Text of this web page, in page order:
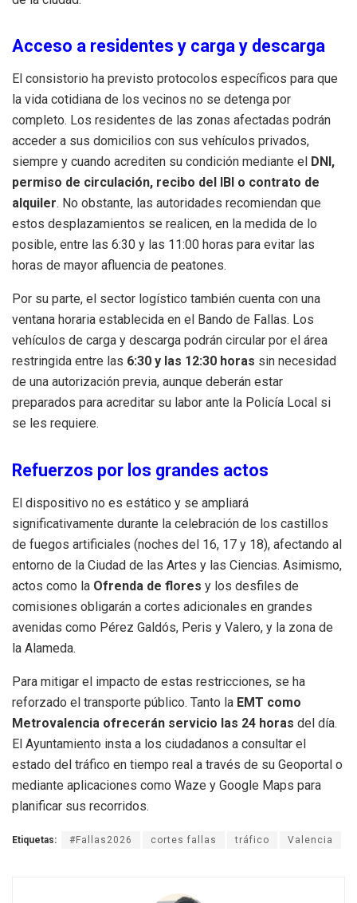
Acceso a residentes y carga y descarga
El consistorio ha previsto protocolos específicos para que
la vida cotidiana de los vecinos no se detenga por
completo. Los residentes de las zonas afectadas podrán
acceder a sus domicilios con sus vehículos privados,
siempre y cuando acrediten su condición mediante el
DNI,
permiso de circulación, recibo del IBI o contrato de
alquiler. No obstante, las autoridades recomiendan que
estos desplazamientos se realicen, en la medida de lo
posible, entre las 6:30 y las 11:00 horas para evitar las
horas de mayor afluencia de peatones.
Por su parte, el sector logístico también cuenta con una
ventana horaria establecida en el Bando de Fallas. Los
vehículos de carga y descarga podrán circular por el área
restringida entre las 6:30 y las 12:30 horas sin necesidad
de una autorización previa, aunque deberán estar
preparados para acreditar su labor ante la Policía Local si
se les requiere.
Refuerzos por los grandes actos
El dispositivo no es estático y se ampliará
significativamente durante la celebración de los castillos
de fuegos artificiales (noches del 16, 17 y 18), afectando al
entorno de la Ciudad de las Artes y las Ciencias. Asimismo,
actos como la Ofrenda de flores y los desfiles de
comisiones obligarán a cortes adicionales en grandes
avenidas como Pérez Galdós, Peris y Valero, y la zona de
la Alameda.
Para mitigar el impacto de estas restricciones, se ha
reforzado el transporte público. Tanto la EMT como
Metrovalencia ofrecerán servicio las 24 horas del día.
El Ayuntamiento insta a los ciudadanos a consultar el
estado del tráfico en tiempo real a través de su Geoportal o
mediante aplicaciones como Waze y Google Maps para
planificar sus recorridos.
Etiquetas: #Fallas2026 cortes fallas tráfico Valencia